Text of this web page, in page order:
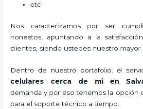
etc
Nos caracterizamos por ser
honestos, apuntando a la
clientes, siendo ustedes nuestro
Dentro de nuestro portafolio, el
celulares cerca de mien
demanda y por eso tenemos la opción
para el soporte técnico a tiempo.